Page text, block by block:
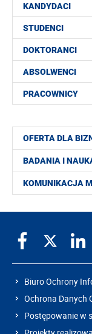
KANDYDACI
STUDENCI
DOKTORANCI
ABSOLWENCI
PRACOWNICY
OFERTA DLA
BADANIA I
KOMUNIKACJA
Biuro Ochrony
Ochrona Danych
Postępowanie w